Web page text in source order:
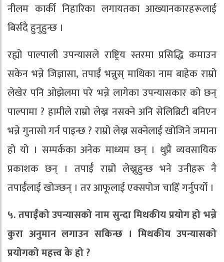
नीलम कार्की निहारिका लगायतका आख्यानकारहरूलाई
बिर्सदै हुनुहुन्छ ।
रह्यो पाल्पाली उपन्यासले राष्ट्रिय स्तरमा प्रसिद्धि कमाउन
सकेन भन्ने जिज्ञासा, तपाईँ भन्नुस् माथिका नाम बाहेक राम्रो
लेखेर पनि ओझेलमा परे भन्ने लागेका उपन्यासकार को छन्
पाल्पामा ? हामीले राम्रो लेख्न नसक्ने अनि सेलिब्रिटी बनिएन
भन्ने गुनासो गर्न पाइन्छ ? राम्रो लेख्न सक्नेलाई खोजिने जमाना
हो यो । सम्पर्कका अनेक माध्यम छन् । थुप्रै व्यवसायिक
प्रकाशक छन् । तपाईँ राम्रो लेख्नुहुन्छ भने उनीहरू नै
तपाईँलाई खोज्छन् । तर आफूलाई एक्सपोज चाहिँ गर्नुपर्यो ।
५. तपाईँको उपन्यासको नाम सुन्दा मिथकीय प्रयोग हो भन्ने
कुरा अनुमान लगाउन सकिन्छ । मिथकीय उपन्यासको
प्रयोगको महत्त्व के हो ?